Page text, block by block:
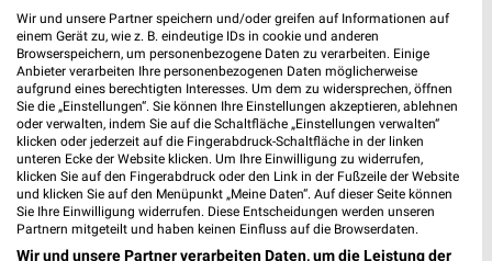
Angebote ab 06.08.
Gültig bis Mi. 12.08.
Angebote ab 10.08.
Gültig ab Mo. 10.08.
XXXLutz XXXLutz
Wir und unsere Partner speichern und/oder greifen auf Informationen auf
einem Gerät zu, wie z. B. eindeutige IDs in cookie und anderen
Browserspeichern, um personenbezogene Daten zu verarbeiten. Einige
Anbieter verarbeiten Ihre personenbezogenen Daten möglicherweise
aufgrund eines berechtigten Interesses. Um dem zu widersprechen, öffnen
Sie die „Einstellungen“. Sie können Ihre Einstellungen akzeptieren, ablehnen
oder verwalten, indem Sie auf die Schaltfläche „Einstellungen verwalten“
klicken oder jederzeit auf die Fingerabdruck-Schaltfläche in der linken
unteren Ecke der Website klicken. Um Ihre Einwilligung zu widerrufen,
klicken Sie auf den Fingerabdruck oder den Link in der Fußzeile der Website
und klicken Sie auf den Menüpunkt „Meine Daten“. Auf dieser Seite können
Sie Ihre Einwilligung widerrufen. Diese Entscheidungen werden unseren
Partnern mitgeteilt und haben keinen Einfluss auf die Browserdaten.
Wir und unsere Partner verarbeiten Daten, um die Leistung der